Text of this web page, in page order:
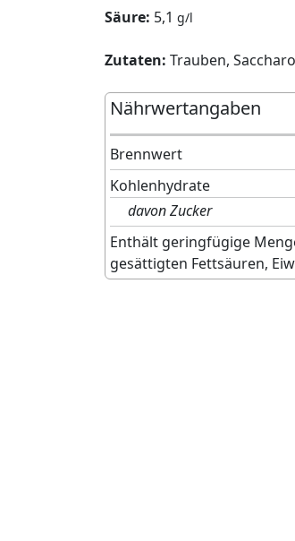
Säure: 5,1 g/l
Zutaten: Trauben,
Nährwertangaben
Brennwert
Kohlenhydrate
davon Zucker
Enthält geringfügige
gesättigten Fettsäuren,